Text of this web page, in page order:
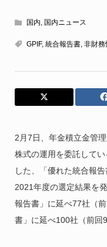
国内 国内ニュース
GPIF, 統合報告書, 非財務
2月7日、年金積立金管
株式の運用を委託して
した、「優れた統合報
2021年度の選定結果を
報告書」に延べ77社（
書」に延べ100社（前回